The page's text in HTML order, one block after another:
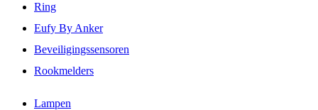
Ring
Eufy By Anker
Beveiligingssensoren
Rookmelders
Lampen